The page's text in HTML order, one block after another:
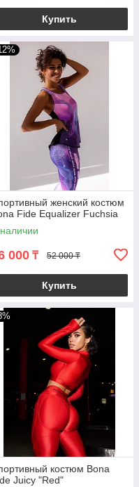
Купить
женский костюм
Fide Equalizer Fuchsia
000 ₸ 52 000 ₸
Купить
костюм Bona
Juicy "Red"